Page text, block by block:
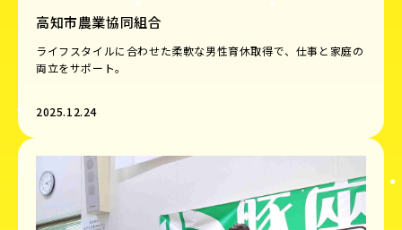
高知市農業協同組合
ライフスタイルに合わせた柔軟な男性育休取得で、仕事と家庭の
両立をサポート。
2025.12.24